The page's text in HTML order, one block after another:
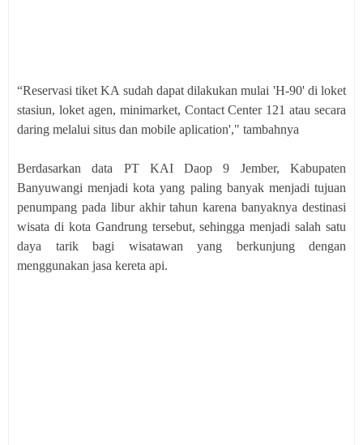
“Reservasi tiket KA sudah dapat dilakukan mulai 'H-90' di loket
stasiun, loket agen, minimarket, Contact Center 121 atau secara
daring melalui situs dan mobile aplication'," tambahnya
Berdasarkan data PT KAI Daop 9 Jember, Kabupaten
Banyuwangi menjadi kota yang paling banyak menjadi tujuan
penumpang pada libur akhir tahun karena banyaknya destinasi
wisata di kota Gandrung tersebut, sehingga menjadi salah satu
daya tarik bagi wisatawan yang berkunjung dengan
menggunakan jasa kereta api.